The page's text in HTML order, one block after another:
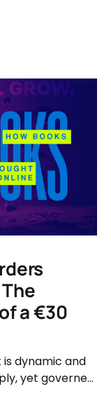
a €30
dynamic and
yet governed